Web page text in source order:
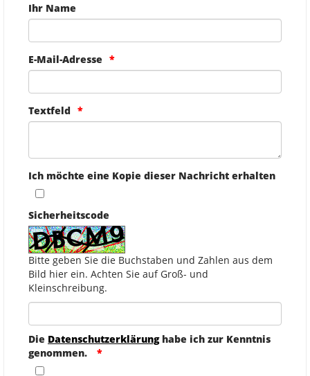
Ihr Name
E-Mail-Adresse
Textfeld
Ich möchte eine Kopie dieser Nachricht erhalten
Sicherheitscode
Bitte geben Sie die Buchstaben und Zahlen aus dem
Bild hier ein. Achten Sie auf Groß- und
Kleinschreibung.
Die Datenschutzerklärunghabe ich zur Kenntnis
genommen.